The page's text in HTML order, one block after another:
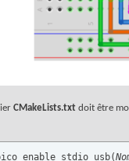
CMakeLists.txt doit être